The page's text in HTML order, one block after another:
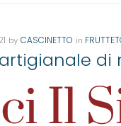
by CASCINETTO in
di
Il